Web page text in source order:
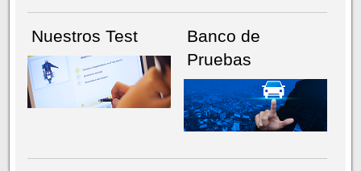
Nuestros Test
Banco de
Pruebas